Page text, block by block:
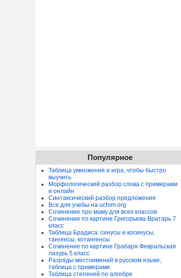
Популярное
Таблица умножения и игра, чтобы быстро
выучить
Морфологический разбор слова с примерами
и онлайн
Синтаксический разбор предложения
Все для учебы на uchim.org
Сочинение про маму для всех классов
Сочинение по картине Григорьева Вратарь 7
класс
Таблица Брадиса: синусы и косинусы,
тангенсы, котангенсы
Сочинение по картине Грабаря Февральская
лазурь 5 класс
Разряды местоимений в русском языке,
таблица с примерами
Таблица степеней по алгебре